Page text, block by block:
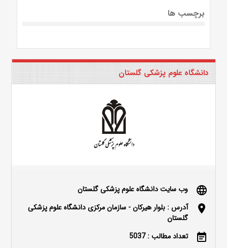
برچسب ها
دانشگاه علوم پزشکی گلستان
language وب سایت دانشگاه علوم پزشکی گلستان
location_on
آدرس : بلوار هیرکان - سازمان مرکزی دانشگاه علوم پزشکی
گلستان
event_note تعداد مطالب : 5037